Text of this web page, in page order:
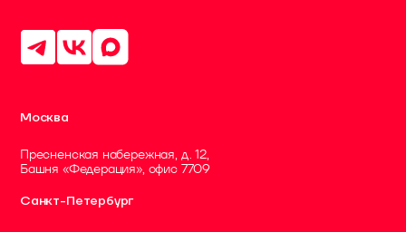
Москва
Пресненская набережная, д. 12,
Башня «Федерация», офис 7709
Санкт-Петербург